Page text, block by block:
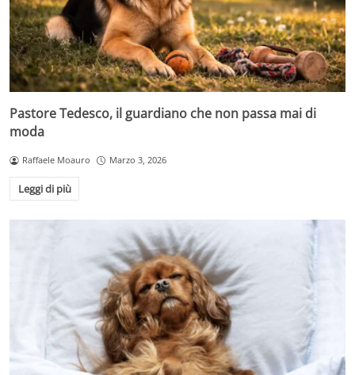
Pastore Tedesco, il guardiano che non passa mai di
moda
Raffaele Moauro Marzo 3, 2026
Leggi di più